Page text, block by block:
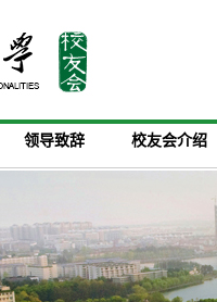
领导致辞 校友会介绍